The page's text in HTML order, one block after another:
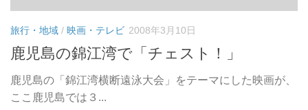
旅行・地域 / 映画・テレビ 2008年3月10日
鹿児島の錦江湾で「チェスト！」
鹿児島の「錦江湾横断遠泳大会」をテーマにした映画が、
ここ鹿児島では３...